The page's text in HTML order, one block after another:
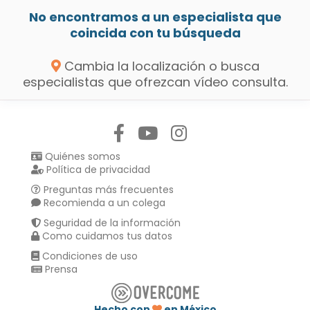
No encontramos a un especialista que
coincida con tu búsqueda
Cambia la localización o busca
especialistas que ofrezcan vídeo consulta.
Quiénes somos
Política de privacidad
Preguntas más frecuentes
Recomienda a un colega
Seguridad de la información
Como cuidamos tus datos
Condiciones de uso
Prensa